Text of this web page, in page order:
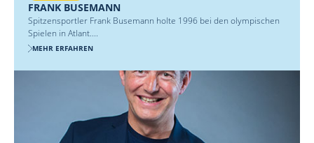
FRANK BUSEMANN
Spitzensportler Frank Busemann holte 1996 bei den olympischen
Spielen in Atlant....
MEHR ERFAHREN